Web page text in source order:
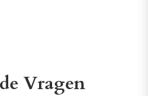
Vragen